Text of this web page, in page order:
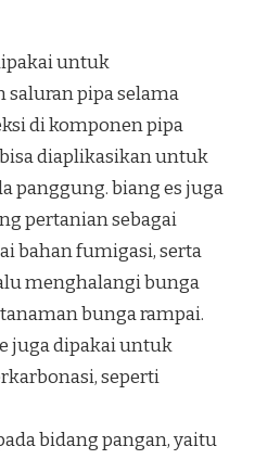
untuk
pipa selama
di komponen pipa
diaplikasikan untuk
panggung. biang es juga
pertanian sebagai
bahan fumigasi, serta
menghalangi bunga
bunga rampai.
juga dipakai untuk
seperti
bidang pangan, yaitu